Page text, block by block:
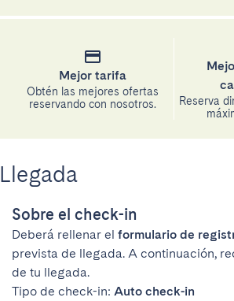
Mejor tarifa
Obtén las mejores ofertas
reservando con nosotros.
Reserva
Llegada
Sobre el check-in
Deberá rellenar el formulario de
prevista de llegada. A continuación,
de tu llegada.
Tipo de check-in: Auto check-in